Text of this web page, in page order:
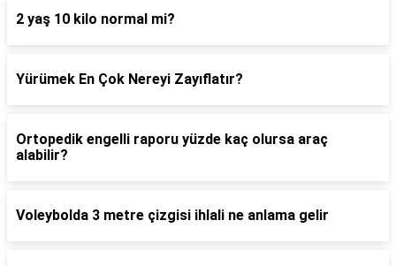
2 yaş 10 kilo normal mi?
Yürümek En Çok Nereyi Zayıflatır?
Ortopedik engelli raporu yüzde kaç olursa araç
alabilir?
Voleybolda 3 metre çizgisi ihlali ne anlama gelir